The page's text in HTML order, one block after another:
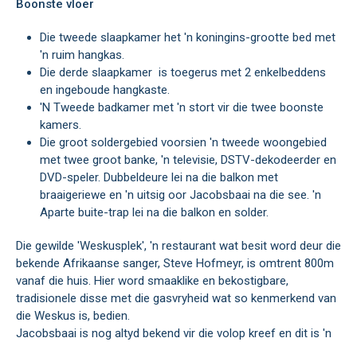
Boonste vloer
Die tweede slaapkamer het 'n koningins-grootte bed met
'n ruim hangkas.
Die derde slaapkamer is toegerus met 2 enkelbeddens
en ingeboude hangkaste.
'n Tweede badkamer met 'n stort vir die twee boonste
kamers.
Die groot soldergebied voorsien 'n tweede woongebied
met twee groot banke, 'n televisie, DSTV-dekodeerder en
DVD-speler. Dubbeldeure lei na die balkon met
braaigeriewe en 'n uitsig oor Jacobsbaai na die see. 'n
Aparte buite-trap lei na die balkon en solder.
Die gewilde 'Weskusplek', 'n restaurant wat besit word deur die
bekende Afrikaanse sanger, Steve Hofmeyr, is omtrent 800m
vanaf die huis. Hier word smaaklike en bekostigbare,
tradisionele disse met die gasvryheid wat so kenmerkend van
die Weskus is, bedien.
Jacobsbaai is nog altyd bekend vir die volop kreef en dit is 'n